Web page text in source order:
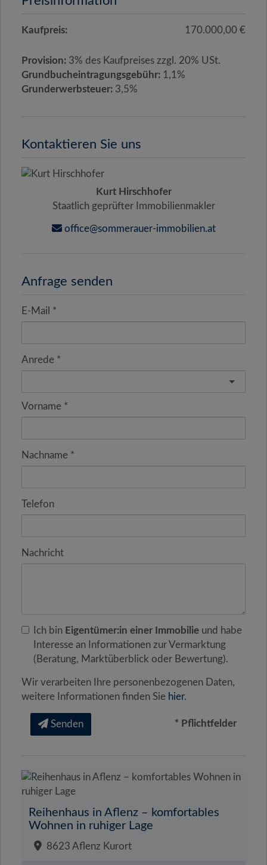
Kaufpreis: 170.000,00 €
Provision: 3% des Kaufpreises zzgl. 20% USt.
Grundbucheintragungsgebühr: 1,1%
Grunderwerbsteuer: 3,5%
Kontaktieren Sie uns
Kurt Hirschhofer
Staatlich geprüfter Immobilienmakler
office@sommerauer-immobilien.at
Anfrage senden
E-Mail
Anrede
Vorname
Nachname
Telefon
Nachricht
Ich bin Eigentümer:in einer Immobilie und habe
Interesse an Informationen zur Vermarktung
(Beratung, Marktüberblick oder Bewertung).
Wir verarbeiten Ihre personenbezogenen Daten,
weitere Informationen finden Sie hier.
Senden * Pflichtfelder
Reihenhaus in Aflenz – komfortables
Wohnen in ruhiger Lage
8623 Aflenz Kurort